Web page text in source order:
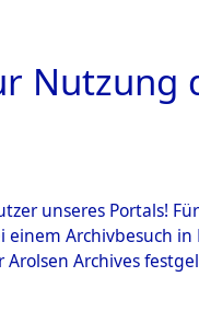
Nutzung
unseres Portals!
Archivbesuch
Archives